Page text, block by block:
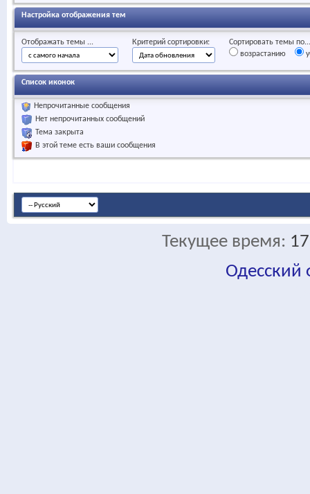
Настройка отображения тем
Отображать темы ... Критерий сортировки:
Сортировать темы по...
возрастанию
Список иконок
Непрочитанные сообщения
Нет непрочитанных сообщений
Тема закрыта
В этой теме есть ваши сообщения
Текущее время:
Одесский